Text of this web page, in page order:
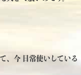
、今 日常使いしてい